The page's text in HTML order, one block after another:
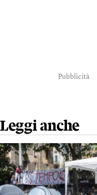
Pubblicità
Leggi anche